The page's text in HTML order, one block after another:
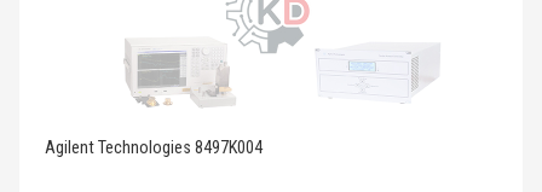
Agilent Technologies 8497K004